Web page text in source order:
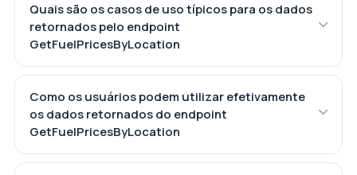
Quais são os casos de uso típicos para os dados
retornados pelo endpoint
GetFuelPricesByLocation
Como os usuários podem utilizar efetivamente
os dados retornados do endpoint
GetFuelPricesByLocation